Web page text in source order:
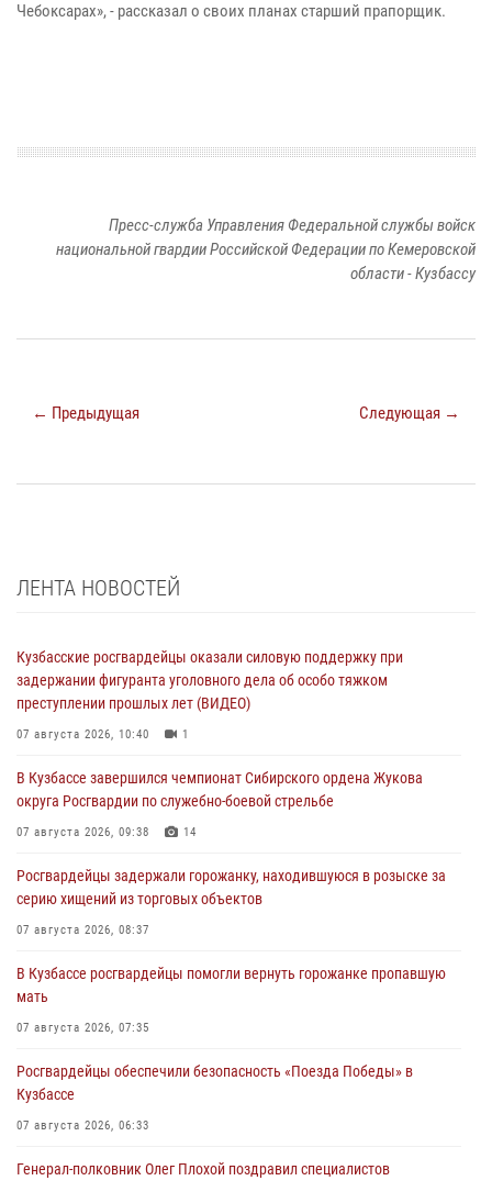
Чебоксарах», - рассказал о своих планах старший прапорщик.
Пресс-служба Управления Федеральной службы войск
национальной гвардии Российской Федерации по Кемеровской
области - Кузбассу
← Предыдущая Следующая →
ЛЕНТА НОВОСТЕЙ
Кузбасские росгвардейцы оказали силовую поддержку при
задержании фигуранта уголовного дела об особо тяжком
преступлении прошлых лет (ВИДЕО)
07 августа 2026, 10:40 1
В Кузбассе завершился чемпионат Сибирского ордена Жукова
округа Росгвардии по служебно-боевой стрельбе
07 августа 2026, 09:38 14
Росгвардейцы задержали горожанку, находившуюся в розыске за
серию хищений из торговых объектов
07 августа 2026, 08:37
В Кузбассе росгвардейцы помогли вернуть горожанке пропавшую
мать
07 августа 2026, 07:35
Росгвардейцы обеспечили безопасность «Поезда Победы» в
Кузбассе
07 августа 2026, 06:33
Генерал-полковник Олег Плохой поздравил специалистов